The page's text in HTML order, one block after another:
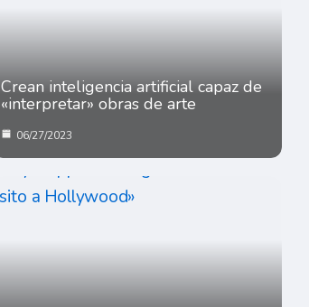
Crean inteligencia artificial capaz de
«interpretar» obras de arte
06/27/2023